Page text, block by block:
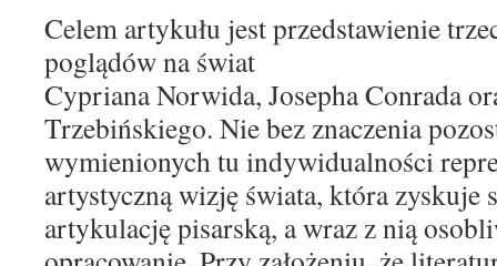
Celem artykułu jest przedstawienie
poglądów na świat
Cypriana Norwida, Josepha Conrada
Trzebińskiego. Nie bez znaczenia
wymienionych tu indywidualności
artystyczną wizję świata, która zyskuje
artykulację pisarską, a wraz z nią